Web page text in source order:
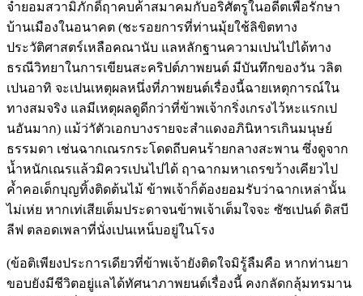
จำยอมสวามิภักดิ์ฤาคบค้าสมาคมกับอริศัตรูในอดีตเพื่อรักษา
บ้านเมืองในอนาคต (ชะรอยการที่ท่านมุ้ยใช้ลิขิตทาง
ประวัติศาสตร์เหลือคณานับ แลหลักฐานความเปนไปได้ทาง
ธรณีวิทยาในการเขียนสะคริปต์ภาพยนต์ มีบันทึกของวัน วลิต
เปนอาทิ จะเปนเหตุผลหนึ่งที่ภาพยนต์เรื่องนี้ฉายเหตุการณ์ใน
ทางสมจริง แลมีเหตุผลดูดีกว่าที่ข้าพเจ้ากริ่งเกรงไว้หะแรกเป
นอันมาก) แม้ว่าัตัวเอกบางรายจะสำแดงอภินิหารเกินมนุษย์
ธรรมดา เช่นฉากเณรกระโดดถีบคนร้ายกลางสะพาน ซึ่งดูจาก
น้ำหนักเณรแล้วมิควรเปนไปได้ ฤาฉากมหาเถรขว้างเคียวไป
ค้ำคอเด็กบุญทิ้งติดต้นไม้ ข้าพเจ้าก็ต้องยอมรับว่าฉากเหล่านั้น
ไม่เห่ย หากเท่เสียเต็มประดาจนข้าพเจ้าเต็มใจจะ ซัซเปนด์ ดิสบี
ลีฟ ตลอดเพลาที่นั่งเปนเหน็บอยู่ในโรง
(ข้อติเพียงประการเดียวที่ข้าพเจ้ายังติดใจมิรู้ลืมคือ หากท่านยา
ขอบยังมีชีวิตอยู่แลได้ทัศนาภาพยนต์เรื่องนี้ คงกลัดกลุ้มทรมาน